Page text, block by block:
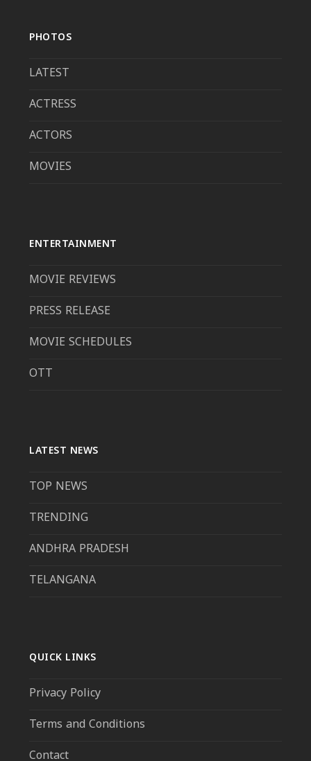
PHOTOS
LATEST
ACTRESS
ACTORS
MOVIES
ENTERTAINMENT
MOVIE REVIEWS
PRESS RELEASE
MOVIE SCHEDULES
OTT
LATEST NEWS
TOP NEWS
TRENDING
ANDHRA PRADESH
TELANGANA
QUICK LINKS
Privacy Policy
Terms and Conditions
Contact